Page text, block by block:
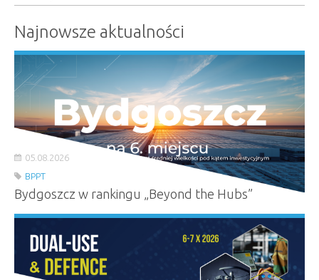
Najnowsze aktualności
05.08.2026
BPPT
Bydgoszcz w rankingu „Beyond the Hubs”